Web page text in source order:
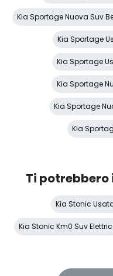
Kia Sportage Nuova Suv
Kia Sportage
Kia Sportage
Kia Sportage
Kia Sportage
Kia
Ti potrebbero
Kia Stonic
Kia Stonic Km0 Suv